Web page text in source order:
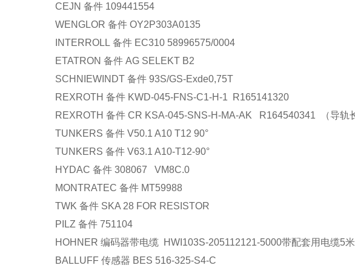
CEJN 备件 109441554
WENGLOR 备件 OY2P303A0135
INTERROLL 备件 EC310 58996575/0004
ETATRON 备件 AG SELEKT B2
SCHNIEWINDT 备件 93S/GS-Exde0,75T
REXROTH 备件 KWD-045-FNS-C1-H-1 R165141320
REXROTH 备件 CR KSA-045-SNS-H-MA-AK R164540341 （导轨
TUNKERS 备件 V50.1 A10 T12 90°
TUNKERS 备件 V63.1 A10-T12-90°
HYDAC 备件 308067 VM8C.0
MONTRATEC 备件 MT59988
TWK 备件 SKA 28 FOR RESISTOR
PILZ 备件 751104
HOHNER 编码器带电缆 HWI103S-205112121-5000带配套用电缆5米
BALLUFF 传感器 BES 516-325-S4-C